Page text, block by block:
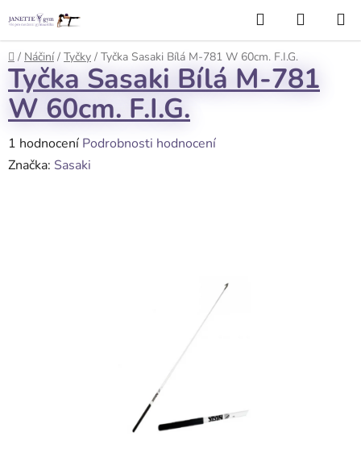
na
obsah
Hledat
KOŠÍK
Domů
/ Náčiní / Tyčky / Tyčka Sasaki Bílá M-781 W 60cm. F.I.G.
Tyčka Sasaki Bílá M-781
W 60cm. F.I.G.
Průměrné
hodnocení
1 hodnocení Podrobnosti hodnocení
Značka: Sasaki